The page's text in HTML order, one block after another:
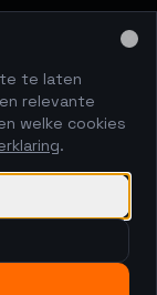
(Audi):
te laten
relevante
welke cookies
.